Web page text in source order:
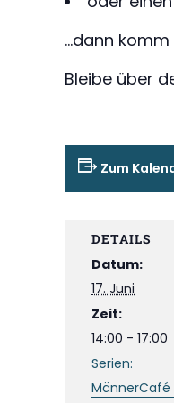
…dann
Bleibe über
Zum
DETAILS
Datum:
17. Juni
Zeit:
14:00 - 17:00
Serien:
MännerCafé